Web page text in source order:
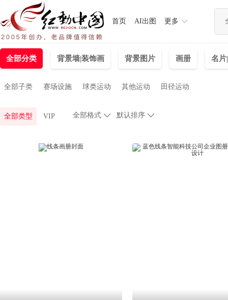
首页 AI出图 更多
全部分类 背景墙|装饰画 背景图片 画册 名片
全部子类 赛场设施 球类运动 其他运动 田径运动
全部类型 VIP 
全部格式 默认排序 